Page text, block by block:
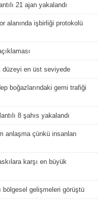
21 ajan yakalandı
alanında işbirliği protokolü
düzeyi en üst seviyede
boğazlarındaki gemi trafiği
8 şahıs yakalandı
anlaşma çünkü insanları
karşı en büyük
bölgesel gelişmeleri görüştü